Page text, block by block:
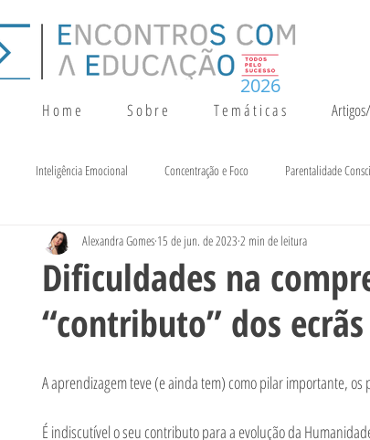
H o m e S o b r e T e m á t i c a s
2026
Inteligência Emocional Concentração e Foco Parentalidade
Terapia da Fala Alimentação e Crescimento
Dificuldades na
“contributo” dos ecrãs
Alexandra Gomes 15 de jun. de 2023 2 min de leitura
A aprendizagem teve (e ainda tem) como pilar importante, os
É indiscutível o seu contributo para a evolução da